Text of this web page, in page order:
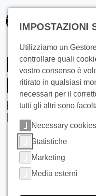
Film
Raffreddamento
la tecnologia
IMPOSTAZIONI
Utilizziamo un
controllare quali
vostro consenso è
ritirato in qualsiasi
necessari per il
tutti gli altri sono
Necessary cookies
Statistiche
Marketing
Media esterni